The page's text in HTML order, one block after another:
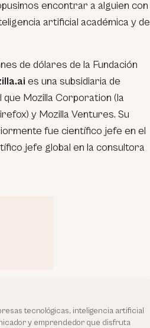
encontrar a alguien con
artificial académica y de
de dólares de la Fundación
es una subsidiaria de
que Mozilla Corporation (la
y Mozilla Ventures. Su
fue científico jefe en el
jefe global en la consultora
tecnológicas, inteligencia artificial
y emprendedor que disfruta